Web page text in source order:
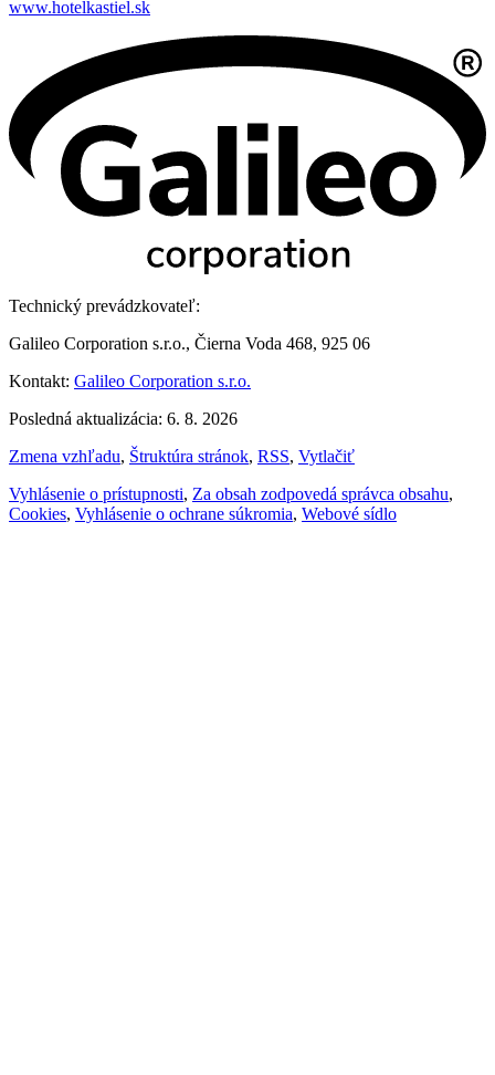
www.hotelkastiel.sk
Technický prevádzkovateľ:
Galileo Corporation s.r.o., Čierna Voda 468, 925 06
Kontakt: Galileo Corporation s.r.o.
Posledná aktualizácia: 6. 8. 2026
Zmena vzhľadu, Štruktúra stránok, RSS, Vytlačiť
Vyhlásenie o prístupnosti, Za obsah zodpovedá správca obsahu,
Cookies, Vyhlásenie o ochrane súkromia, Webové sídlo